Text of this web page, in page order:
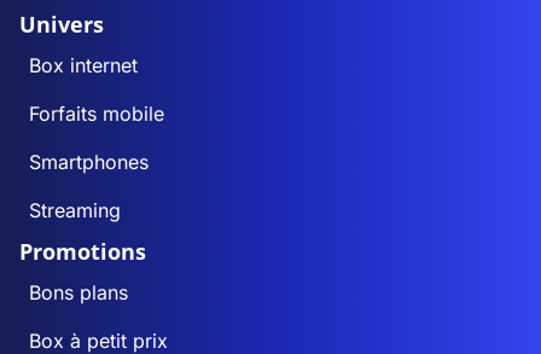
Univers
Box internet
Forfaits mobile
Smartphones
Streaming
Promotions
Bons plans
Box à petit prix